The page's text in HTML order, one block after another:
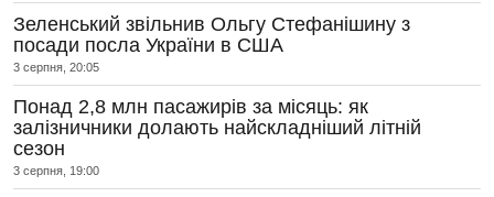
Зеленський звільнив Ольгу Стефанішину з
посади посла України в США
3 серпня, 20:05
Понад 2,8 млн пасажирів за місяць: як
залізничники долають найскладніший літній
сезон
3 серпня, 19:00